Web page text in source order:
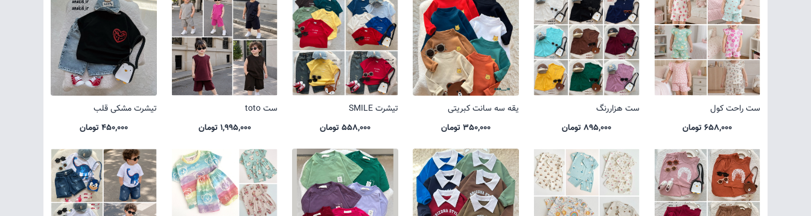
ست راحت کول
658,000 تومان
ست هزاررنگ
895,000 تومان
یقه سه سانت کبریتی
350,000 تومان
تیشرت SMILE
558,000 تومان
ست toto
1,995,000 تومان
تیشرت مشکی قلب
450,000 تومان